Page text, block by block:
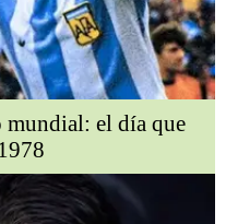
el día que